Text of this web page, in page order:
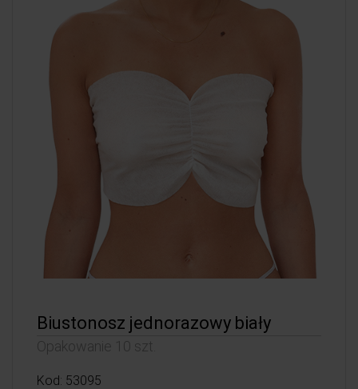
Biustonosz jednorazowy biały
Opakowanie 10 szt.
Kod: 53095